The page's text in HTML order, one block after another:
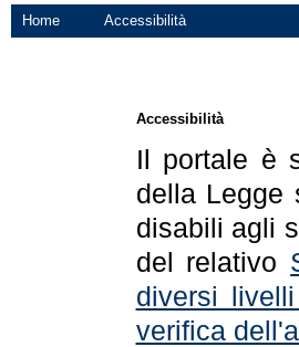
Home Accessibilità
Accessibilità
Il portale è
della Legge
disabili agli
del relativo
diversi
verifica